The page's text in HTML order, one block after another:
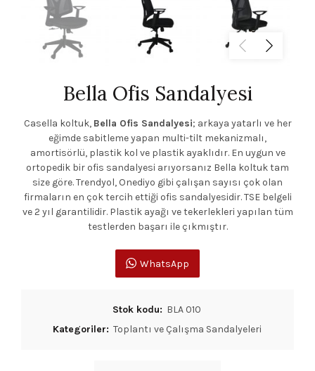
Bella Ofis Sandalyesi
Casella koltuk, Bella Ofis Sandalyesi; arkaya yatarlı ve her
eğimde sabitleme yapan multi-tilt mekanizmalı,
amortisörlü, plastik kol ve plastik ayaklıdır. En uygun ve
ortopedik bir ofis sandalyesi arıyorsanız Bella koltuk tam
size göre. Trendyol, Onediyo gibi çalışan sayısı çok olan
firmaların en çok tercih ettiği ofis sandalyesidir. TSE belgeli
ve 2 yıl garantilidir. Plastik ayağı ve tekerlekleri yapılan tüm
testlerden başarı ile çıkmıştır.
WhatsApp
Stok kodu: BLA 010
Kategoriler: Toplantı ve Çalışma Sandalyeleri